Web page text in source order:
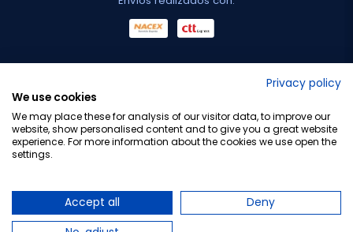
Privacy policy
We use cookies
We may place these for analysis of our visitor data, to improve our
website, show personalised content and to give you a great website
experience. For more information about the cookies we use open the
settings.
Accept all
Deny